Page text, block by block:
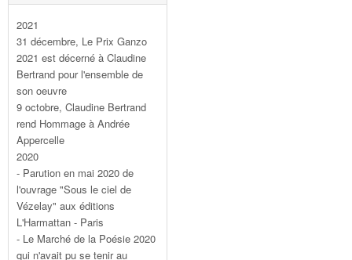
2021
31 décembre, Le Prix Ganzo
2021 est décerné à Claudine
Bertrand pour l'ensemble de
son oeuvre
9 octobre, Claudine Bertrand
rend Hommage à Andrée
Appercelle
2020
- Parution en mai 2020 de
l'ouvrage "Sous le ciel de
Vézelay" aux éditions
L'Harmattan - Paris
- Le Marché de la Poésie 2020
qui n'avait pu se tenir au